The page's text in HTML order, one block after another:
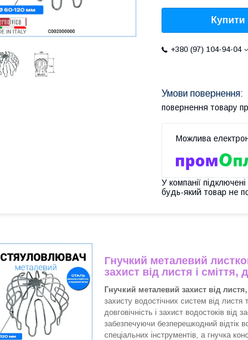
Купити
+380 (97) 104-94-04
повернення товару
У компанії
будь-який товар не
Гнучкий металевий
захист від листя і сміття,
Гнучкий металевий захист від
захисту водостічних систем від листя
довговічність і захист водостоків від
забезпечуючи безперешкодний відтік
спеціальних інструментів, а гнучка